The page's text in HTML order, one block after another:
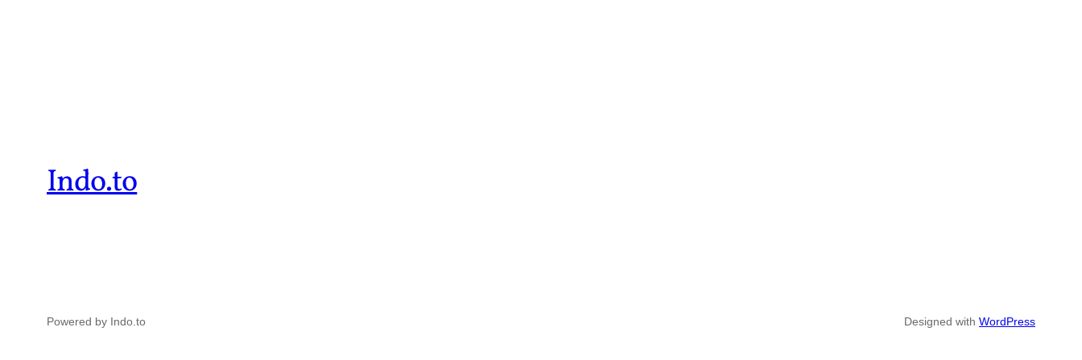
Indo.to
Powered by Indo.to Designed with WordPress